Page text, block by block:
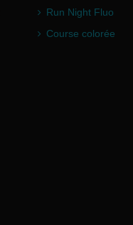
Run Night Fluo
Course colorée